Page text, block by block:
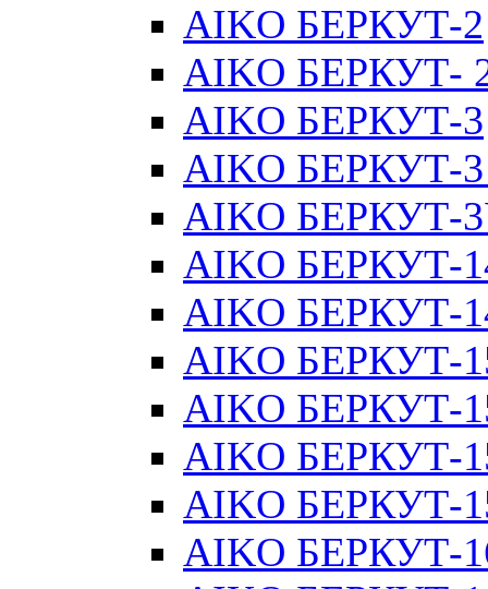
AIKO БЕРКУТ-2
AIKO БЕРКУТ-
AIKO БЕРКУТ-3
AIKO БЕРКУТ-
AIKO БЕРКУТ-
AIKO БЕРКУТ-
AIKO БЕРКУТ-
AIKO БЕРКУТ-
AIKO БЕРКУТ-
AIKO БЕРКУТ-
AIKO БЕРКУТ-
AIKO БЕРКУТ-